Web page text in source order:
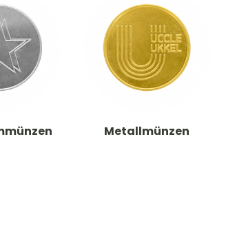
Metallmünzen